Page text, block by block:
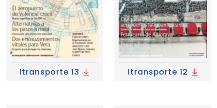
Itransporte 13 Itransporte 12